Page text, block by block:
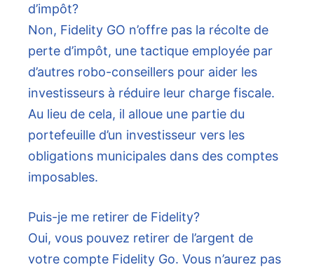
d’impôt?
Non, Fidelity GO n’offre pas la récolte de
perte d’impôt, une tactique employée par
d’autres robo-conseillers pour aider les
investisseurs à réduire leur charge fiscale.
Au lieu de cela, il alloue une partie du
portefeuille d’un investisseur vers les
obligations municipales dans des comptes
imposables.
Puis-je me retirer de Fidelity?
Oui, vous pouvez retirer de l’argent de
votre compte Fidelity Go. Vous n’aurez pas